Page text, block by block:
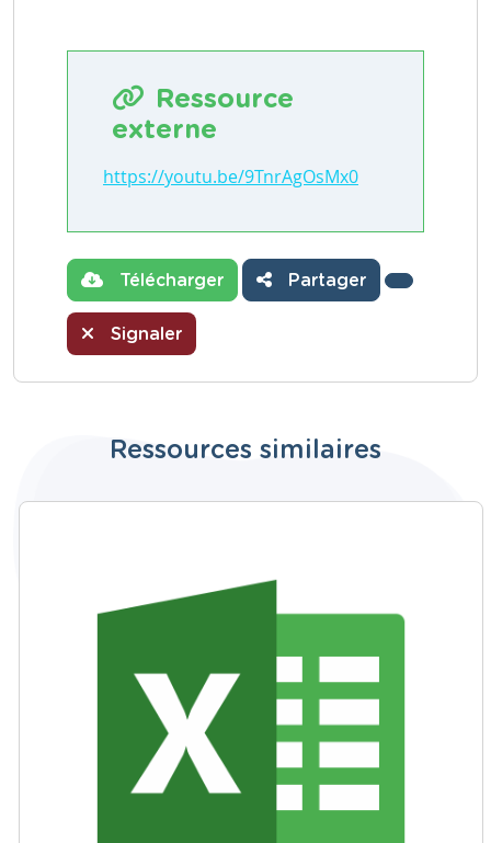
Ressource
externe
https://youtu.be/9TnrAgOsMx0
Télécharger Partager
Signaler
Ressources similaires